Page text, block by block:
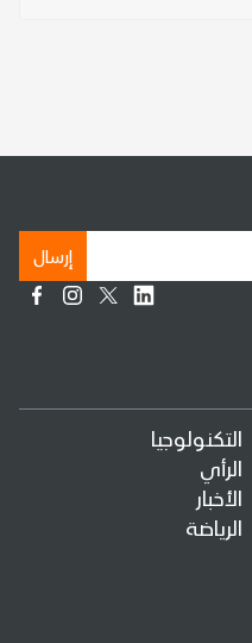
التكنولوجيا
الرأي
الأخبار
الرياضة
إرسال